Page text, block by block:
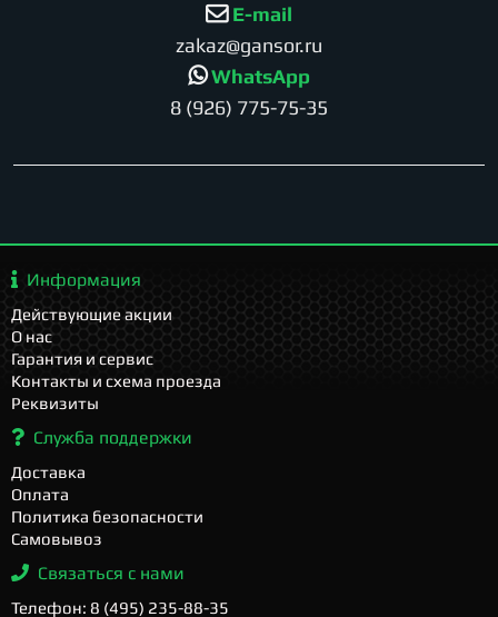
E-mail
zakaz@gansor.ru
WhatsApp
8 (926) 775-75-35
Информация
Действующие акции
О нас
Гарантия и сервис
Контакты и схема проезда
Реквизиты
Служба поддержки
Доставка
Оплата
Политика безопасности
Самовывоз
Связаться с нами
Телефон: 8 (495) 235-88-35